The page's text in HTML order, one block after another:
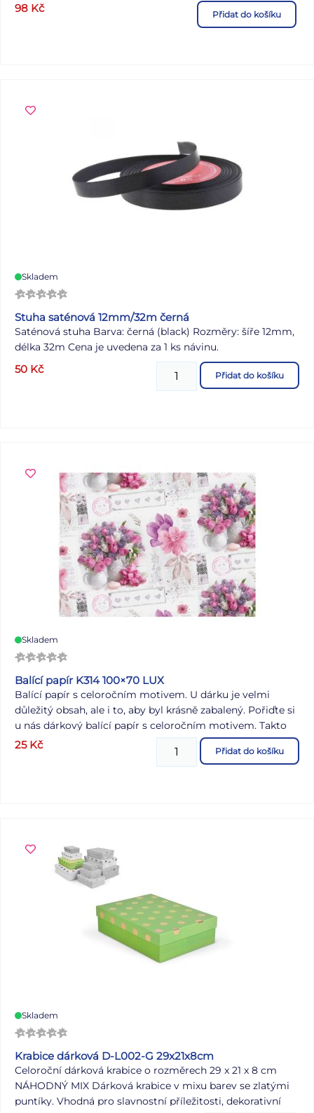
98 Kč Přidat do košíku
Skladem
Stuha saténová 12mm/32m černá
Saténová stuha Barva: černá (black) Rozměry: šíře 12mm,
délka 32m Cena je uvedena za 1 ks návinu.
50 Kč Přidat do košíku
Skladem
Balící papír K314 100×70 LUX
Balící papír s celoročním motivem. U dárku je velmi
důležitý obsah, ale i to, aby byl krásně zabalený. Pořiďte si
u nás dárkový balící papír s celoročním motivem. Takto
krásně zabalený dárek zajisté potěší. Nezapomeňte si
koupit i pěknou stužku a jmenovky na dárek. Gramáž: 80
25 Kč Přidat do košíku
Skladem
Krabice dárková D-L002-G 29x21x8cm
Celoroční dárková krabice o rozměrech 29 x 21 x 8 cm
NÁHODNÝ MIX Dárková krabice v mixu barev se zlatými
puntíky. Vhodná pro slavnostní příležitosti, dekorativní